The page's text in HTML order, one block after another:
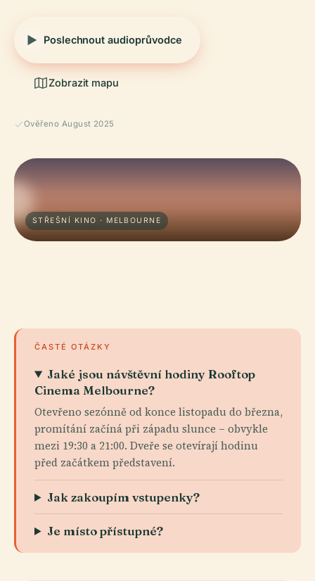
Poslechnout audioprůvodce
Zobrazit mapu
Ověřeno August 2025
STŘEŠNÍ KINO · MELBOURNE
ČASTÉ OTÁZKY
Jaké jsou návštěvní hodiny Rooftop
Cinema Melbourne?
Otevřeno sezónně od konce listopadu do března,
promítání začíná při západu slunce – obvykle
mezi 19:30 a 21:00. Dveře se otevírají hodinu
před začátkem představení.
Jak zakoupím vstupenky?
Je místo přístupné?